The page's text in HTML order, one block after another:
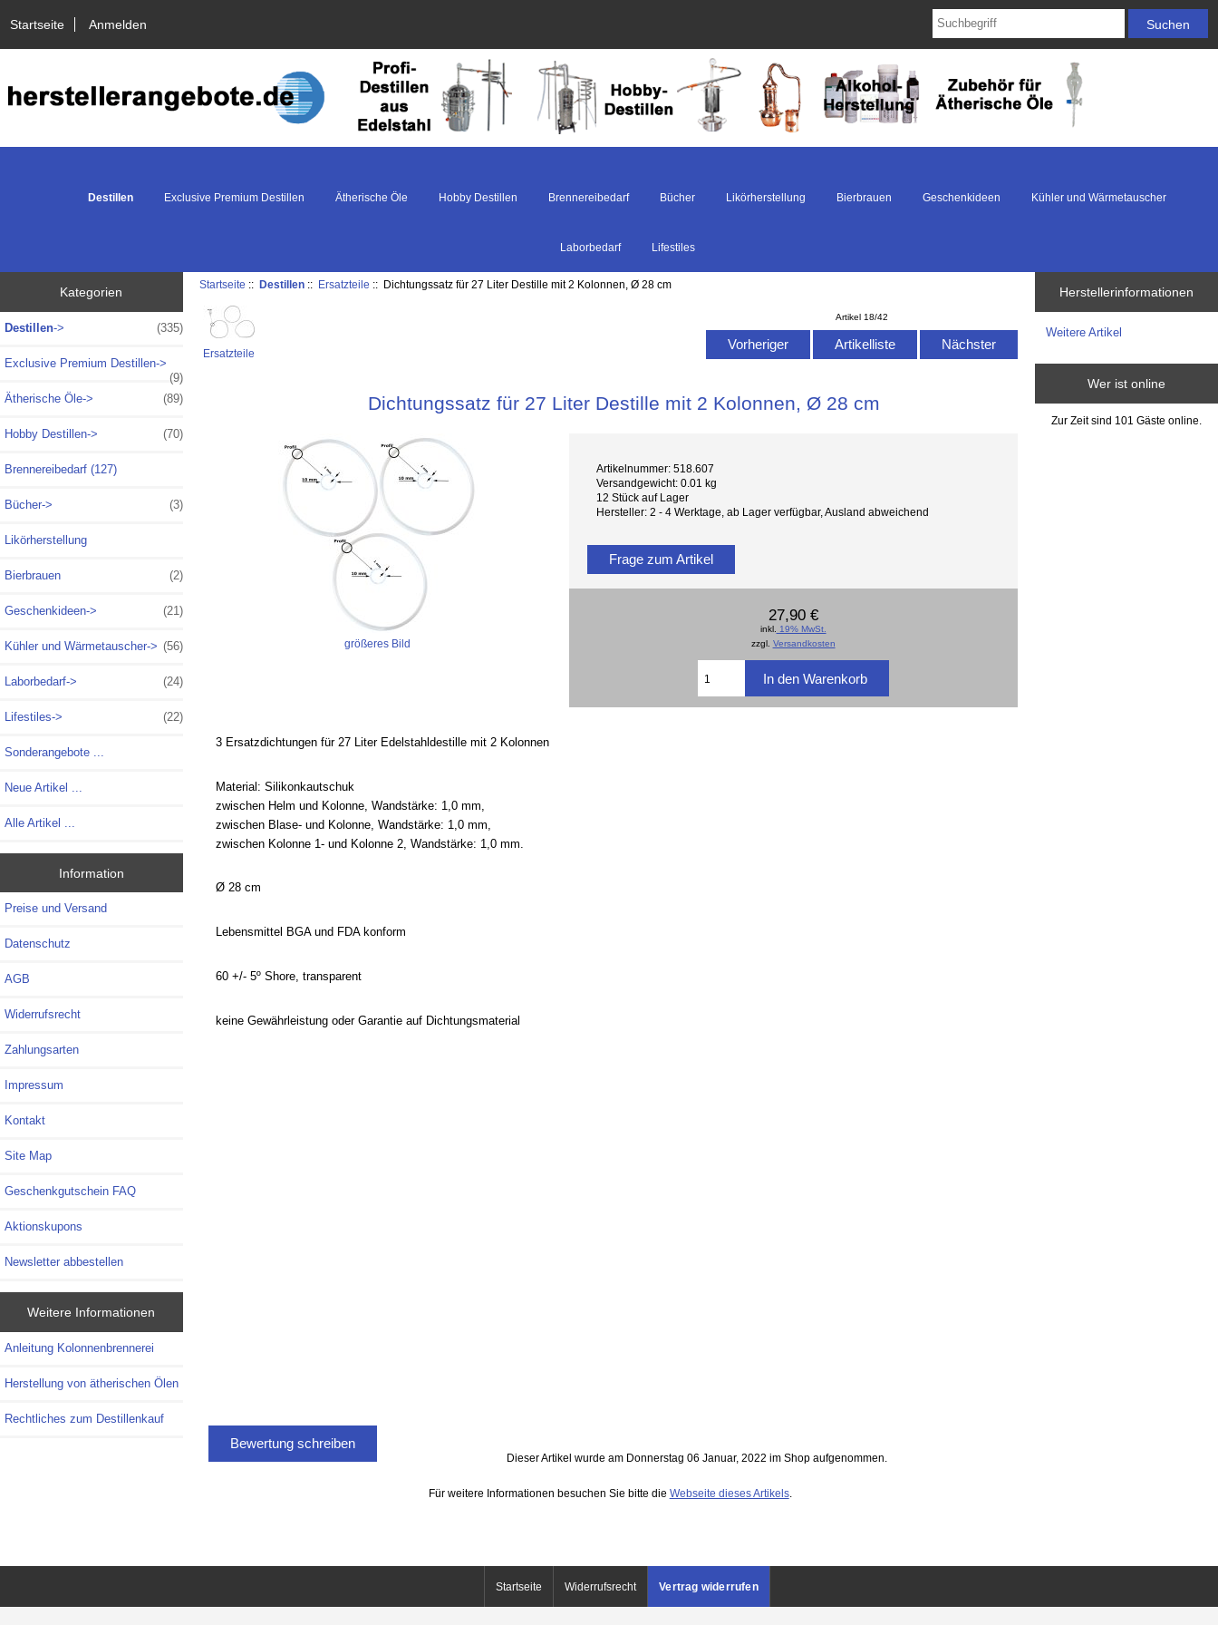
Startseite Anmelden
Destillen Exclusive Premium Destillen Ätherische Öle Hobby Destillen Brennereibedarf Bücher Likörherstellung Bierbrauen Geschenkideen Kühler und Wärmetauscher
Laborbedarf Lifestiles
Kategorien
Destillen-> (335)
Exclusive Premium Destillen->
(9)
Ätherische Öle->
(89)
Hobby Destillen-> (70)
Brennereibedarf (127)
Bücher-> (3)
Likörherstellung
Bierbrauen (2)
Geschenkideen-> (21)
Kühler und Wärmetauscher-> (56)
Laborbedarf-> (24)
Lifestiles-> (22)
Sonderangebote ...
Neue Artikel ...
Alle Artikel ...
Information
Preise und Versand
Datenschutz
AGB
Widerrufsrecht
Zahlungsarten
Impressum
Kontakt
Site Map
Geschenkgutschein FAQ
Aktionskupons
Newsletter abbestellen
Weitere Informationen
Anleitung Kolonnenbrennerei
Herstellung von ätherischen Ölen
Rechtliches zum Destillenkauf
Startseite ::Destillen :: Ersatzteile :: Dichtungssatz für 27 Liter Destille mit 2 Kolonnen, Ø 28 cm
Ersatzteile
Artikel 18/42
Vorheriger Artikelliste Nächster
Dichtungssatz für 27 Liter Destille mit 2 Kolonnen, Ø 28 cm
größeres Bild
Artikelnummer: 518.607
Versandgewicht: 0.01 kg
12 Stück auf Lager
Hersteller: 2 - 4 Werktage, ab Lager verfügbar, Ausland abweichend
Frage zum Artikel
27,90 €
inkl. 19% MwSt.
zzgl. Versandkosten
3 Ersatzdichtungen für 27 Liter Edelstahldestille mit 2 Kolonnen
Material: Silikonkautschuk
zwischen Helm und Kolonne, Wandstärke: 1,0 mm,
zwischen Blase- und Kolonne, Wandstärke: 1,0 mm,
zwischen Kolonne 1- und Kolonne 2, Wandstärke: 1,0 mm.
Ø 28 cm
Lebensmittel BGA und FDA konform
60 +/- 5º Shore, transparent
keine Gewährleistung oder Garantie auf Dichtungsmaterial
Bewertung schreiben
Dieser Artikel wurde am Donnerstag 06 Januar, 2022 im Shop aufgenommen.
Für weitere Informationen besuchen Sie bitte die Webseite dieses Artikels.
Herstellerinformationen
Weitere Artikel
Wer ist online
Zur Zeit sind 101 Gäste online.
Startseite Widerrufsrecht Vertrag widerrufen